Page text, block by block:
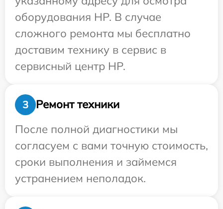
оборудования HP. В случае
сложного ремонта мы бесплатно
доставим технику в сервис в
сервисный центр HP.
3
Ремонт техники
После полной диагностики мы
согласуем с вами точную стоимость,
сроки выполнения и займемся
устранением неполадок.